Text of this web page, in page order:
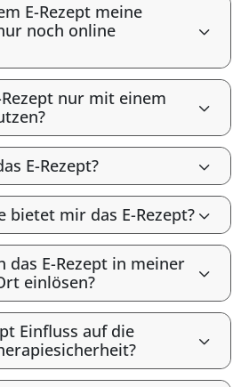
E-Rezept meine
noch online
nur mit einem
E-Rezept?
bietet mir das E-Rezept?
das E-Rezept in meiner
einlösen?
Einfluss auf die